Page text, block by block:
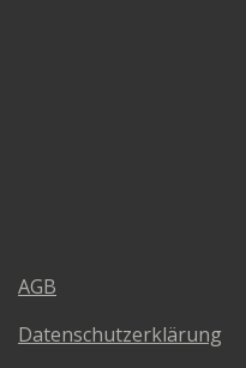
AGB
Datenschutzerklärung